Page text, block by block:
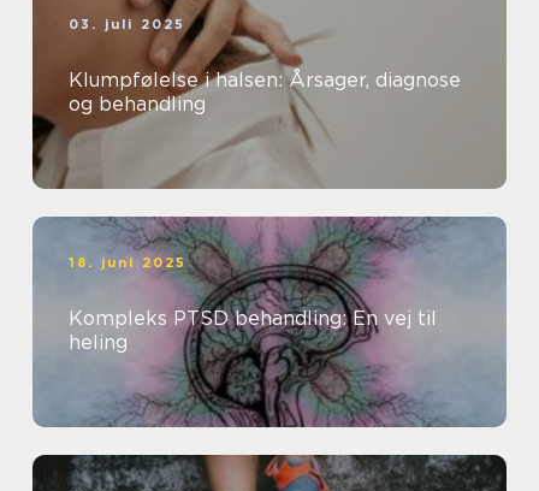
03. juli 2025
Klumpfølelse i halsen: Årsager, diagnose
og behandling
18. juni 2025
Kompleks PTSD behandling: En vej til
heling